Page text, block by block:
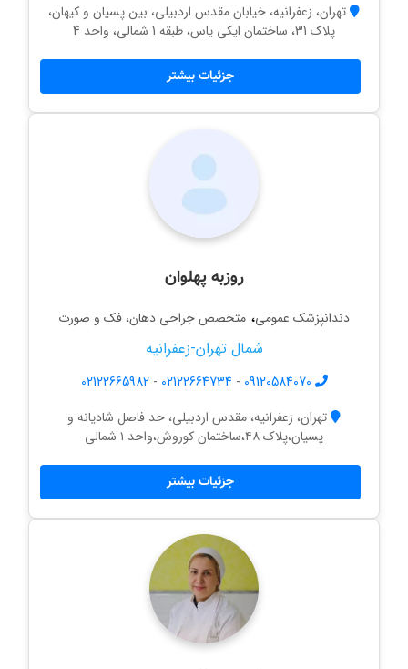
تهران، زعفرانیه، خیابان مقدس اردبیلی، بین پسیان و کیهان،
پلاک 31، ساختمان ایکی یاس، طبقه 1 شمالی، واحد 4
جزئیات بیشتر
روزبه پهلوان
دندانپزشک عمومی، متخصص جراحی دهان، فک و صورت
شمال تهران-زعفرانیه
09120584070
-
02122664734
-
02122665982
تهران، زعفرانیه، مقدس اردبیلی، حد فاصل شادیانه و
پسیان،پلاک ۴۸،ساختمان کوروش،واحد ۱ شمالی
جزئیات بیشتر